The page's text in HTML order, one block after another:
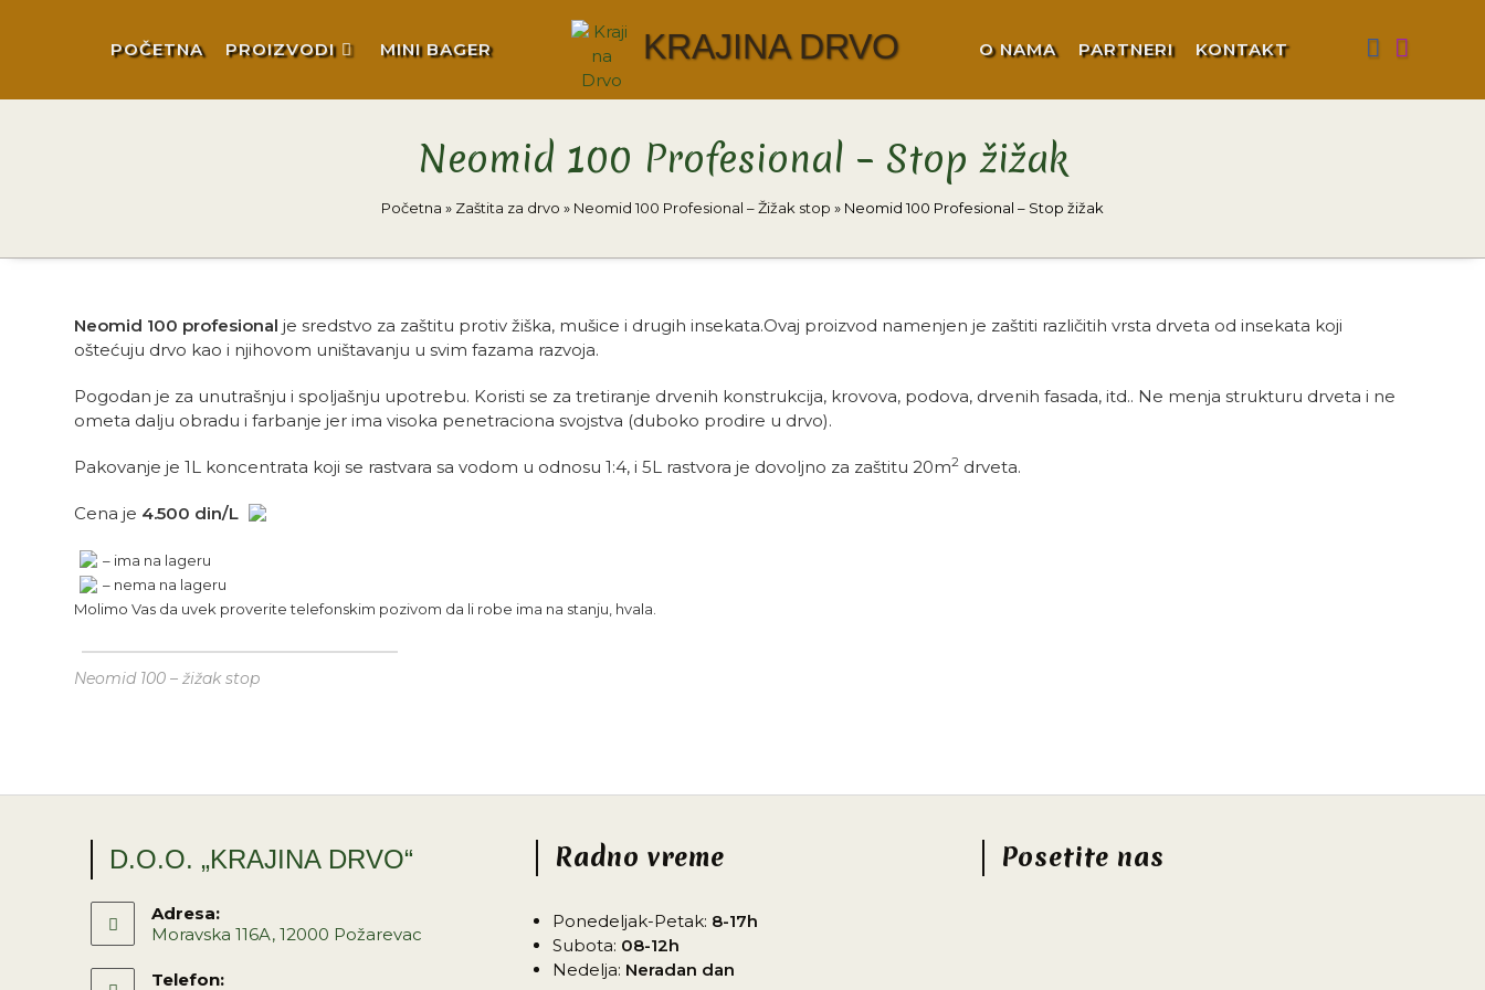
POČETNA PROIZVODI MINI BAGER KRAJINA DRVO O NAMA PARTNERI KONTAKT
Neomid 100 Profesional – Stop žižak
Početna » Zaštita za drvo » Neomid 100 Profesional – Žižak stop » Neomid 100 Profesional – Stop žižak
Neomid 100 profesional je sredstvo za zaštitu protiv žiška, mušice i drugih insekata.Ovaj proizvod namenjen je zaštiti različitih vrsta drveta od insekata koji
oštećuju drvo kao i njihovom uništavanju u svim fazama razvoja.
Pogodan je za unutrašnju i spoljašnju upotrebu. Koristi se za tretiranje drvenih konstrukcija, krovova, podova, drvenih fasada, itd.. Ne menja strukturu drveta i ne
ometa dalju obradu i farbanje jer ima visoka penetraciona svojstva (duboko prodire u drvo).
Pakovanje je 1L koncentrata koji se rastvara sa vodom u odnosu 1:4, i 5L rastvora je dovoljno za zaštitu 20m2 drveta.
Cena je 4.500 din/L
– ima na lageru
– nema na lageru
Molimo Vas da uvek proverite telefonskim pozivom da li robe ima na stanju, hvala.
Neomid 100 – žižak stop
D.O.O. „KRAJINA DRVO“
Adresa:
Moravska 116A, 12000 Požarevac
Telefon:
Radno vreme
Ponedeljak-Petak: 8-17h
Subota: 08-12h
Nedelja: Neradan dan
Posetite nas